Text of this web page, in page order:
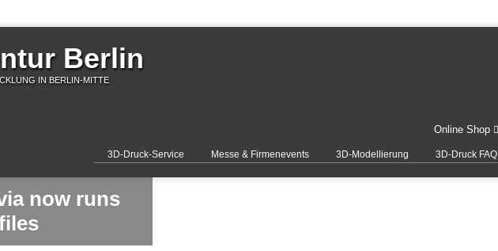
Berlin
IN BERLIN-MITTE
Online Shop
3D-Druck-Service Messe & Firmenevents 3D-Modellierung 3D-Druck FAQ
now runs